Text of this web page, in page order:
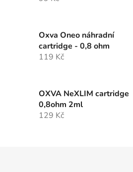
Oxva Oneo náhradní
cartridge - 0,8 ohm
119 Kč
OXVA NeXLIM cartridge
0,8ohm 2ml
129 Kč